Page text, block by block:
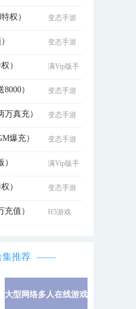
权） 变态手游
变态手游
）
满Vip版手
） 变态手游
真充） 变态手游
爆充） 变态手游
满Vip版手
） 变态手游
值） H5游戏
集推荐
详情 »
大型网络多人在线游戏